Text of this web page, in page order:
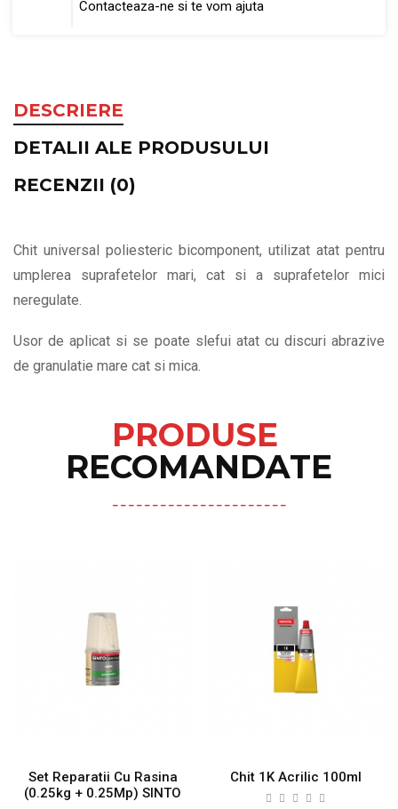
Contacteaza-ne si te vom ajuta
DESCRIERE
DETALII ALE PRODUSULUI
RECENZII (0)
Chit universal poliesteric bicomponent, utilizat atat pentru
umplerea suprafetelor mari, cat si a suprafetelor mici
neregulate.
Usor de aplicat si se poate slefui atat cu discuri abrazive
de granulatie mare cat si mica.
PRODUSE
RECOMANDATE
Set Reparatii Cu Rasina
(0.25kg + 0.25Mp) SINTO
Chit 1K Acrilic 100ml